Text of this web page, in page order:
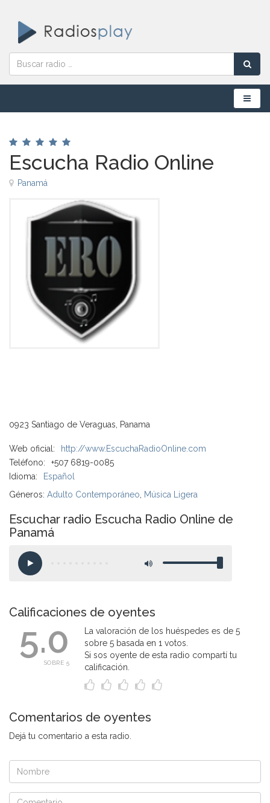
Menú
Escucha Radio Online
Panamá
0923 Santiago de Veraguas, Panama
Web oficial:
http://www.EscuchaRadioOnline.com
Teléfono:
+507 6819-0085
Idioma:
Español
Géneros: Adulto Contemporáneo Música Ligera
Escuchar radio Escucha Radio Online de
Panamá
Calificaciones de oyentes
5.0
SOBRE 5
La valoración de los huéspedes es de 5
sobre 5 basada en 1 votos.
Si sos oyente de esta radio compartí tu
calificación.
Comentarios de oyentes
Dejá tu comentario a esta radio.